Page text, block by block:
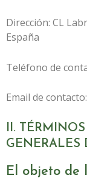
Dirección: CL
España
Teléfono de
Email de contacto:
II.
GENERALES
El objeto de